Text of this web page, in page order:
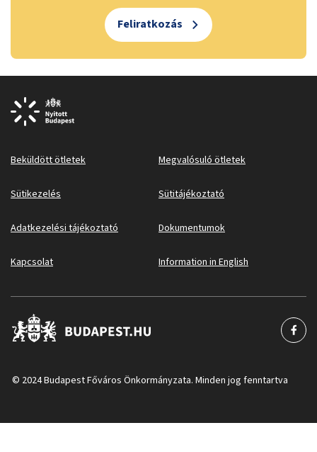
Feliratkozás
Beküldött ötletek Megvalósuló ötletek
Sütikezelés Sütitájékoztató
Adatkezelési tájékoztató Dokumentumok
Kapcsolat Information in English
© 2024 Budapest Főváros Önkormányzata. Minden jog fenntartva